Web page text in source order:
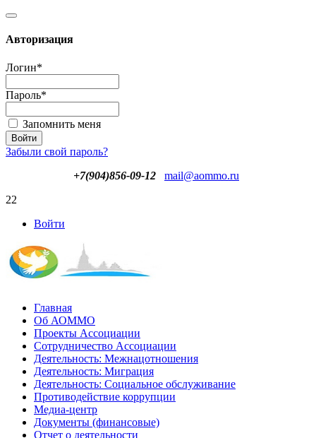
Авторизация
Логин*
Пароль*
Запомнить меня
Забыли свой пароль?
+7(904)856-09-12
mail@aommo.ru
22
Войти
Главная
Об АОММО
Проекты Ассоциации
Сотрудничество Ассоциации
Деятельность: Межнацотношения
Деятельность: Миграция
Деятельность: Социальное обслуживание
Противодействие коррупции
Медиа-центр
Документы (финансовые)
Отчет о деятельности